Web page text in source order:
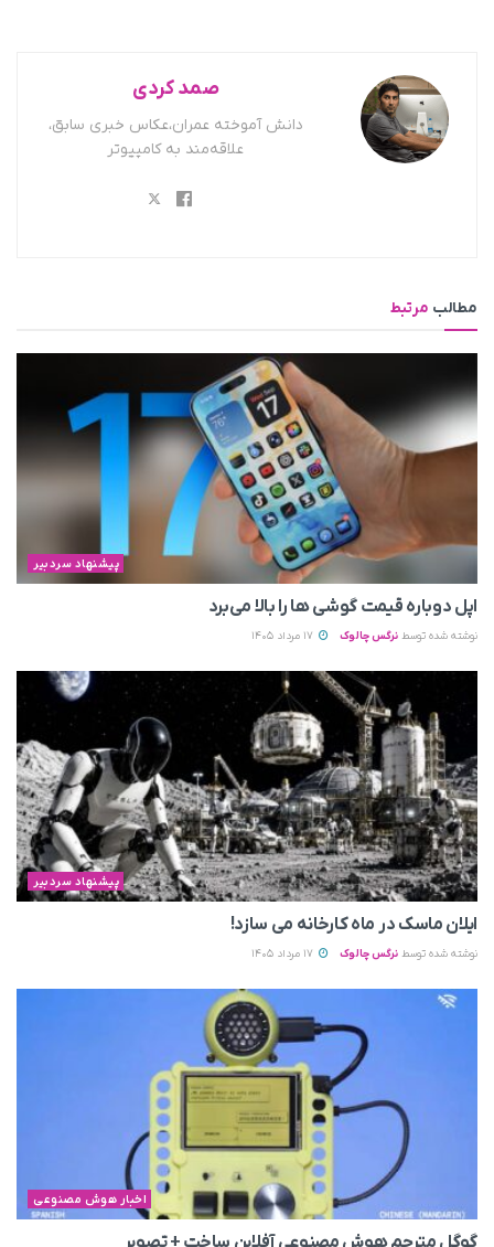
صمد کردی
دانش آموخته عمران،عکاس خبری سابق،
علاقه‌مند به کامپیوتر
مطالب مرتبط
پیشنهاد سردبیر
اپل دوباره قیمت‌ گوشی ها را بالا می‌برد
نوشته شده توسط نرگس چالوک
پیشنهاد سردبیر
ایلان ماسک در ماه کارخانه می سازد!
نوشته شده توسط نرگس چالوک
اخبار هوش مصنوعی